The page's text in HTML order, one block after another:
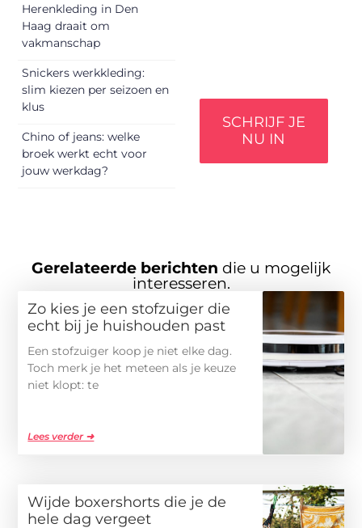
Herenkleding in Den
Haag draait om
vakmanschap
Snickers werkkleding:
slim kiezen per seizoen en
klus
Chino of jeans: welke
broek werkt echt voor
jouw werkdag?
SCHRIJF JE
NU IN
Gerelateerde berichten die u mogelijk
interesseren.
Zo kies je een stofzuiger die
echt bij je huishouden past
Een stofzuiger koop je niet elke dag.
Toch merk je het meteen als je keuze
niet klopt: te
Lees verder ➜
Wijde boxershorts die je de
hele dag vergeet